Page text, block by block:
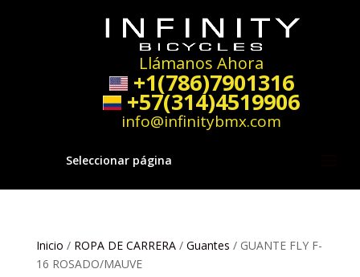
Llámanos Ahora
+1(786)7901316
+57(314)4519906
info@infinitybmx.com
Seleccionar página
Inicio / ROPA DE CARRERA/ Guantes / GUANTE FLY F-
16 ROSADO/MAUVE